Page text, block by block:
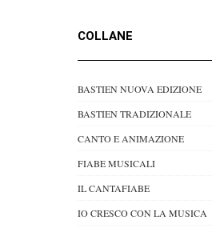
COLLANE
BASTIEN NUOVA EDIZIONE
BASTIEN TRADIZIONALE
CANTO E ANIMAZIONE
FIABE MUSICALI
IL CANTAFIABE
IO CRESCO CON LA MUSICA